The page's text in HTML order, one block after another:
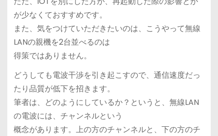
が少なくておすすめです。
また、気をつけていただきたいのは、こうやって無線
LANの親機を2台並べるのは
得策ではありません。
どうしても電波干渉を引き起こすので、通信速度だっ
たり品質が低下を招きます。
筆者は、どのようにしているか？というと、無線LAN
の電波には、チャンネルという
概念があります。上の方のチャンネルと、下の方のチ